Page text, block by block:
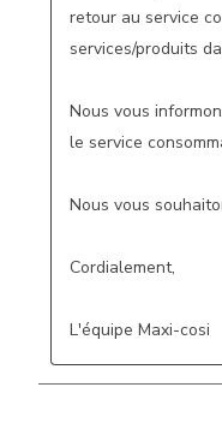
retour au service
services/produits
Nous vous
le service
Nous vous
Cordialement,
L'équipe Maxi-cosi